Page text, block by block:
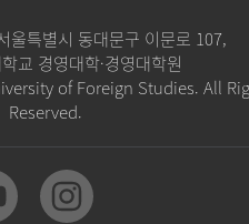
울특별시 동대문구 이문로 107,
교 경영대학·경영대학원
of Foreign Studies. All
Reserved.